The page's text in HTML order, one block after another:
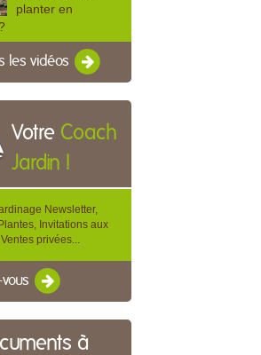
planter en
les vidéos
Votre Coach
Jardin !
Newsletter,
Invitations aux
privées...
à